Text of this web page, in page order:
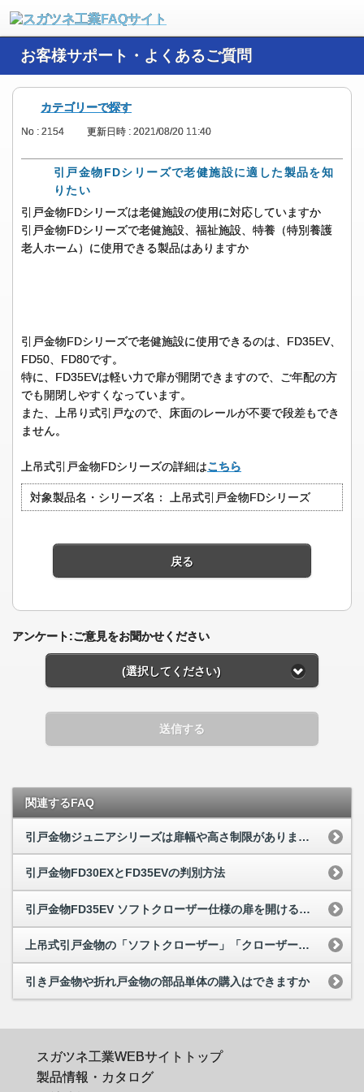
お客様サポート・よくあるご質問
カテゴリーで探す
No : 2154 更新日時 : 2021/08/20 11:40
引戸金物FDシリーズで老健施設に適した製品を知
りたい
引戸金物FDシリーズは老健施設の使用に対応していますか
引戸金物FDシリーズで老健施設、福祉施設、特養（特別養護
老人ホーム）に使用できる製品はありますか
引戸金物FDシリーズで老健施設に使用できるのは、FD35EV、
FD50、FD80です。
特に、FD35EVは軽い力で扉が開閉できますので、ご年配の方
でも開閉しやすくなっています。
また、上吊り式引戸なので、床面のレールが不要で段差もでき
ません。
上吊式引戸金物FDシリーズの詳細はこちら
対象製品名・シリーズ名： 上吊式引戸金物FDシリーズ
戻る
アンケート:ご意見をお聞かせください
(選択してください)
送信する
関連するFAQ
引戸金物ジュニアシリーズは扉幅や高さ制限がありますか
引戸金物FD30EXとFD35EVの判別方法
引戸金物FD35EV ソフトクローザー仕様の扉を開けるときの操作力について
上吊式引戸金物の「ソフトクローザー」「クローザー」「ソフトクローズ」「半自動引き戸」...
引き戸金物や折れ戸金物の部品単体の購入はできますか
スガツネ工業WEBサイトトップ
製品情報・カタログ